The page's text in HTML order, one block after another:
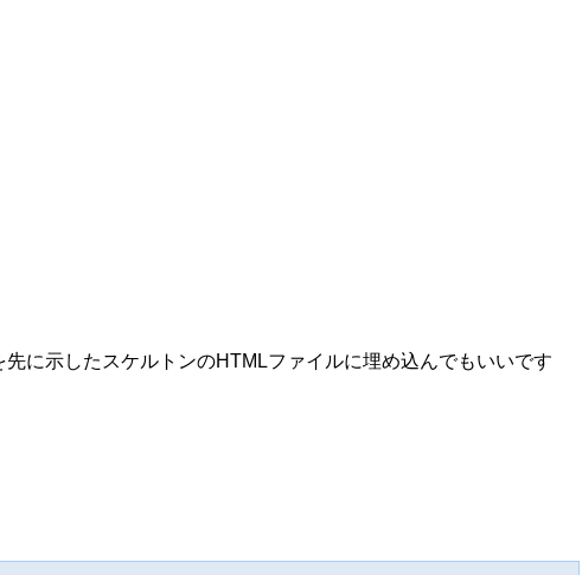
に示したスケルトンのHTMLファイルに埋め込んでもいいです